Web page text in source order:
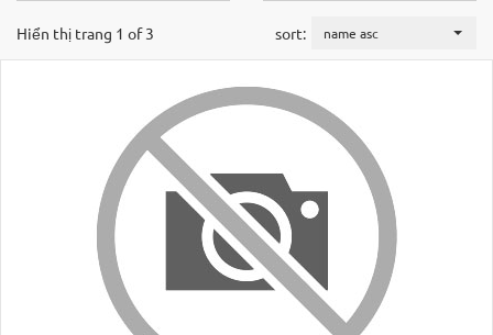
sort: name asc
Hiển thị trang 1 of 3